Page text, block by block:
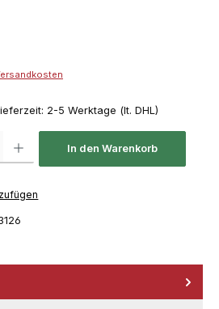
2-5 Werktage (lt. DHL)
In den Warenkorb